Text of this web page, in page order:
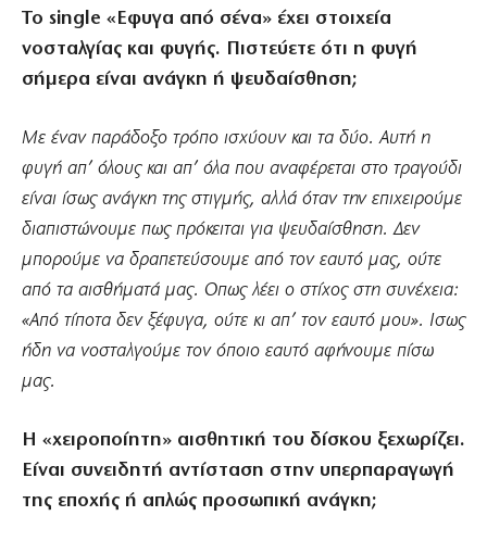
Το single «Εφυγα από σένα» έχει στοιχεία
νοσταλγίας και φυγής. Πιστεύετε ότι η φυγή
σήμερα είναι ανάγκη ή ψευδαίσθηση;
Με έναν παράδοξο τρόπο ισχύουν και τα δύο. Αυτή η
φυγή απ’ όλους και απ’ όλα που αναφέρεται στο τραγούδι
είναι ίσως ανάγκη της στιγμής, αλλά όταν την επιχειρούμε
διαπιστώνουμε πως πρόκειται για ψευδαίσθηση. Δεν
μπορούμε να δραπετεύσουμε από τον εαυτό μας, ούτε
από τα αισθήματά μας. Οπως λέει ο στίχος στη συνέχεια:
«Από τίποτα δεν ξέφυγα, ούτε κι απ’ τον εαυτό μου». Ισως
ήδη να νοσταλγούμε τον όποιο εαυτό αφήνουμε πίσω
μας.
Η «χειροποίητη» αισθητική του δίσκου ξεχωρίζει.
Είναι συνειδητή αντίσταση στην υπερπαραγωγή
της εποχής ή απλώς προσωπική ανάγκη;